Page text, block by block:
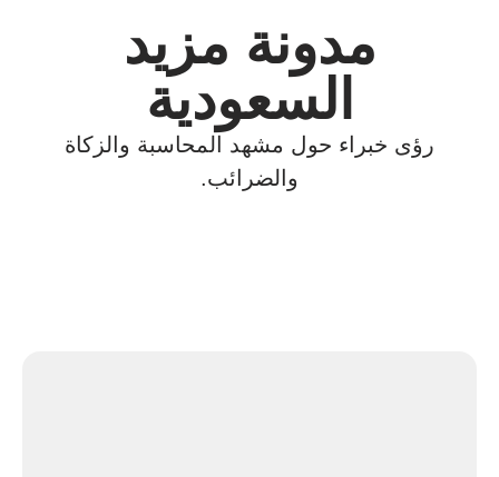
مدونة مزيد
السعودية
رؤى خبراء حول مشهد المحاسبة والزكاة
والضرائب.